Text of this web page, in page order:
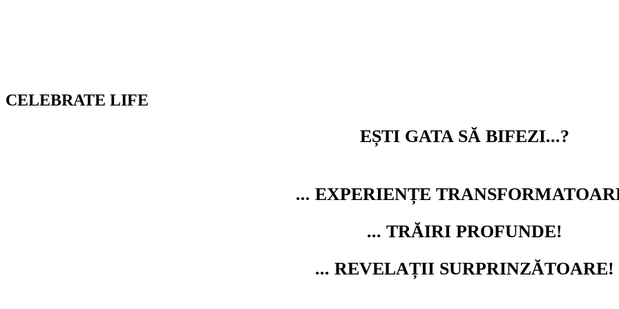
CELEBRATE LIFE
EȘTI GATA SĂ BIFEZI...?
... EXPERIENȚE
... TRĂIRI PROFUNDE!
... REVELAȚII SURPRINZĂTOARE!